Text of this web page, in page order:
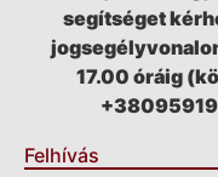
segítséget
17.00 óráig
Felhívás